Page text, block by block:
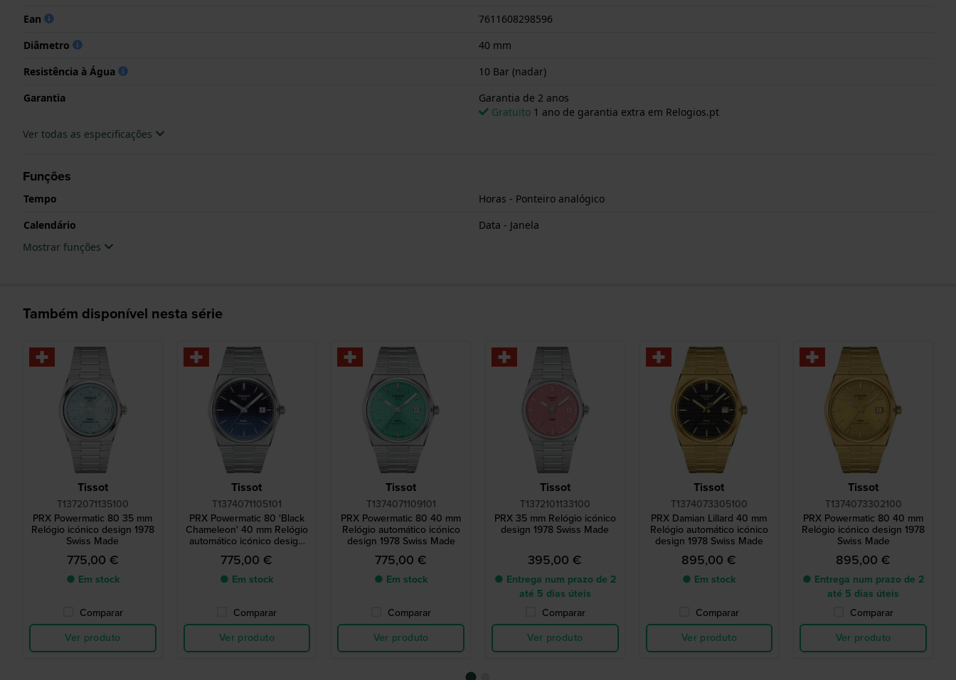
Ean
7611608298596
Diâmetro
40 mm
Resistência à Água
10 Bar (nadar)
Garantia
Garantia de 2 anos
Gratuito 1 ano de garantia extra em Relogios.pt
Ver todas as especificações
Funções
Tempo
Horas - Ponteiro analógico
Calendário
Data - Janela
Mostrar funções
Também disponível nesta série
Tissot
T1372071135100
PRX Powermatic 80 35 mm
Relógio icónico design 1978
Swiss Made
775,00 €
● Em stock
Comparar
Ver produto
Tissot
T1374071105101
PRX Powermatic 80 'Black
Chameleon' 40 mm Relógio
automático icónico design
1978 Swiss Made
775,00 €
● Em stock
Comparar
Ver produto
Tissot
T1374071109101
PRX Powermatic 80 40 mm
Relógio automático icónico
design 1978 Swiss Made
775,00 €
● Em stock
Comparar
Ver produto
Tissot
T1372101133100
PRX 35 mm Relógio icónico
design 1978 Swiss Made
395,00 €
● Entrega num prazo de 2
até 5 dias úteis
Comparar
Ver produto
Tissot
T1374073305100
PRX Damian Lillard 40 mm
Relógio automático icónico
design 1978 Swiss Made
895,00 €
● Em stock
Comparar
Ver produto
Tissot
T1374073302100
PRX Powermatic 80 40 mm
Relógio icónico design 1978
Swiss Made
895,00 €
● Entrega num prazo de 2
até 5 dias úteis
Comparar
Ver produto